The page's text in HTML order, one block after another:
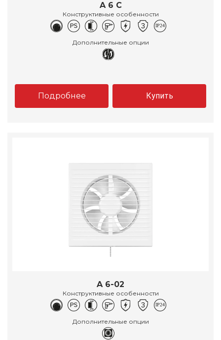
A 6 C
Конструктивные особенности
Дополнительные опции
Подробнее Купить
A 6-02
Конструктивные особенности
Дополнительные опции